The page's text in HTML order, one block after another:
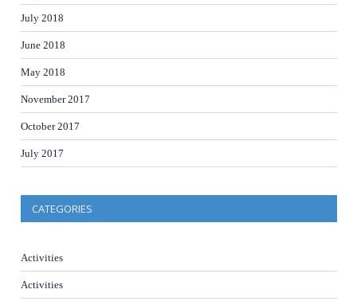
July 2018
June 2018
May 2018
November 2017
October 2017
July 2017
CATEGORIES
Activities
Activities